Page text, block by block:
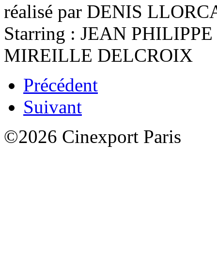
réalisé par DENIS
Starring : JEAN
MIREILLE DELCROIX
Précédent
Suivant
©2026 Cinexport Paris